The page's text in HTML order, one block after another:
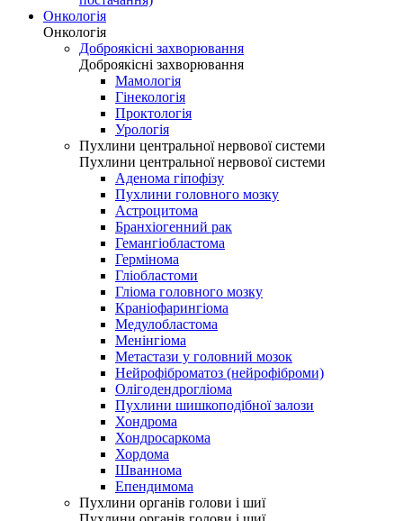
Онкологія
Онкологія
Доброякісні захворювання
Доброякісні захворювання
Мамологія
Гінекологія
Проктологія
Урологія
Пухлини центральної нервової системи
Пухлини центральної нервової системи
Аденома гіпофізу
Пухлини головного мозку
Астроцитома
Бранхіогенний рак
Гемангіобластома
Гермінома
Гліобластоми
Гліома головного мозку
Краніофарингіома
Медулобластома
Менінгіома
Метастази у головний мозок
Нейрофіброматоз (нейрофіброми)
Олігодендрогліома
Пухлини шишкоподібної залози
Хондрома
Хондросаркома
Хордома
Шваннома
Епендимома
Пухлини органів голови і шиї